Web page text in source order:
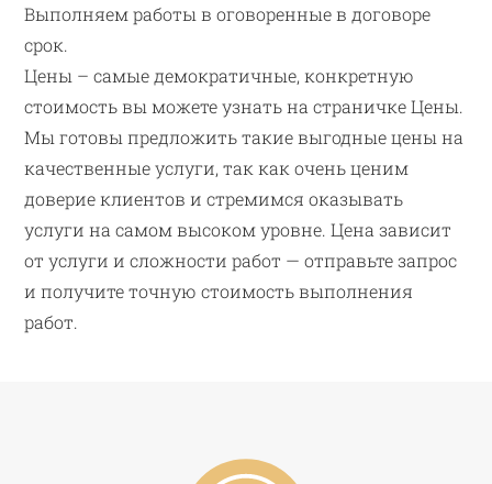
Выполняем работы в оговоренные в договоре
срок.
Цены – самые демократичные, конкретную
стоимость вы можете узнать на страничке Цены.
Мы готовы предложить такие выгодные цены на
качественные услуги, так как очень ценим
доверие клиентов и стремимся оказывать
услуги на самом высоком уровне. Цена зависит
от услуги и сложности работ — отправьте запрос
и получите точную стоимость выполнения
работ.